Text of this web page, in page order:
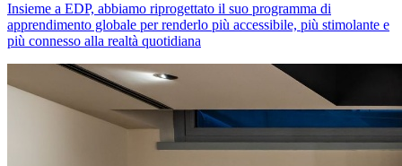
Insieme a EDP, abbiamo riprogettato il suo programma di
apprendimento globale per renderlo più accessibile, più stimolante e
più connesso alla realtà quotidiana